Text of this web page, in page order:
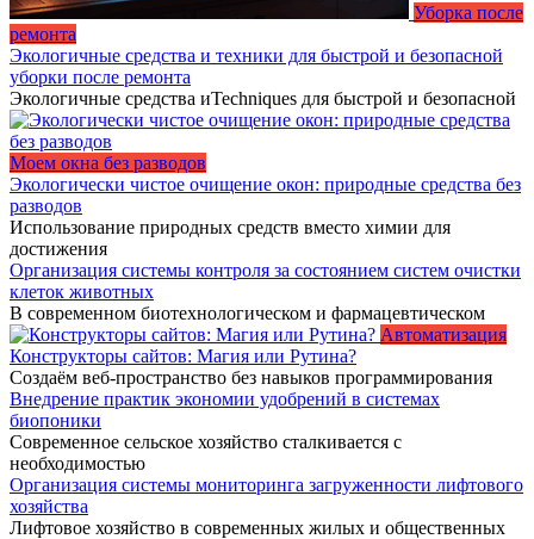
Уборка после
ремонта
Экологичные средства и техники для быстрой и безопасной
уборки после ремонта
Экологичные средства иTechniques для быстрой и безопасной
Моем окна без разводов
Экологически чистое очищение окон: природные средства без
разводов
Использование природных средств вместо химии для
достижения
Организация системы контроля за состоянием систем очистки
клеток животных
В современном биотехнологическом и фармацевтическом
Автоматизация
Конструкторы сайтов: Магия или Рутина?
Создаём веб-пространство без навыков программирования
Внедрение практик экономии удобрений в системах
биопоники
Современное сельское хозяйство сталкивается с
необходимостью
Организация системы мониторинга загруженности лифтового
хозяйства
Лифтовое хозяйство в современных жилых и общественных